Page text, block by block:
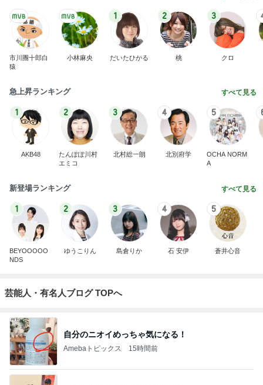
市川團十郎白
猿
小林麻央
1
だいたひかる
2
桃
3
クロ
急上昇ランキング すべて見る
1
AKB48
2
たんぽぽ川村
エミコ
3
北村総一朗
4
北別府学
5
OCHA NORM
A
新登場ランキング すべて見る
1
BEYOOOOO
NDS
2
ゆうこりん
3
島倉りか
4
石 安伊
5
蒼井心音
芸能人・有名人ブログ TOPへ
自分のニオイめっちゃ気になる！
Amebaトピックス 15時間前